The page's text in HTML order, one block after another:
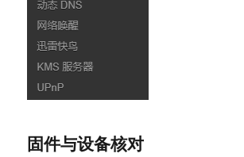
固件与设备核对